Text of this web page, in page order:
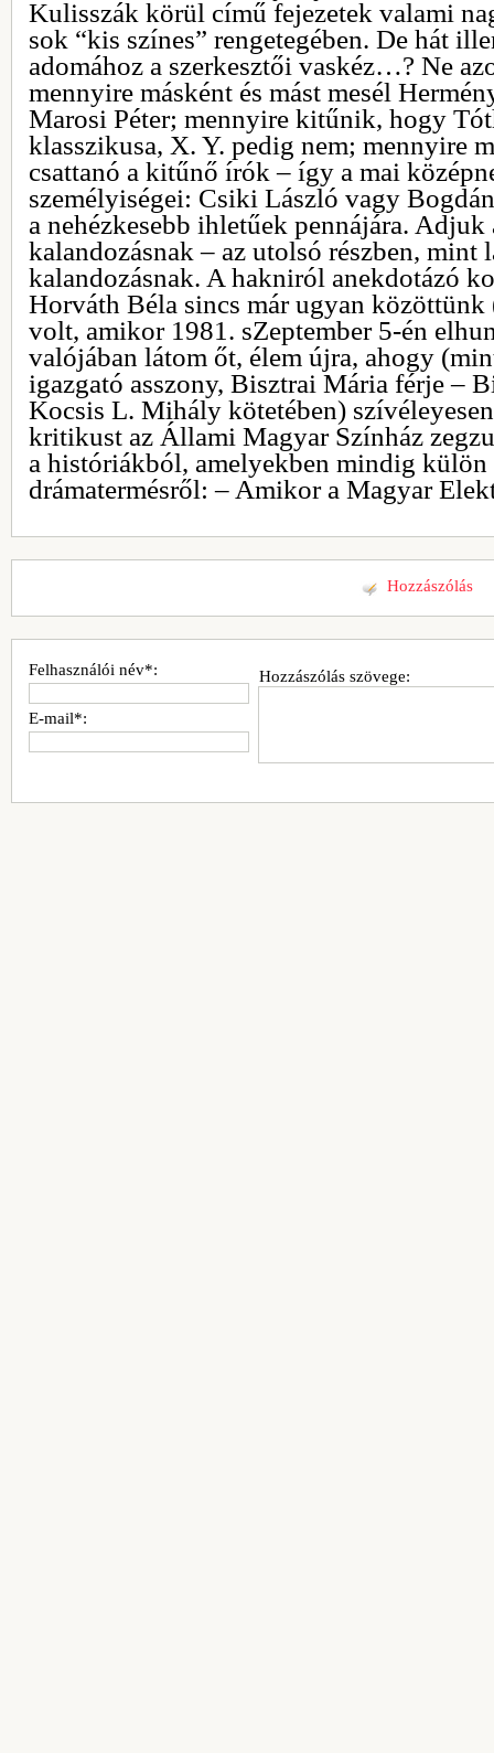
Kulisszák körül című fejezetek valami
sok “kis színes” rengetegében. De hát
adomához a szerkesztői vaskéz…? Ne
mennyire másként és mást mesél
Marosi Péter; mennyire kitűnik, hogy
klasszikusa, X. Y. pedig nem; mennyire
csattanó a kitűnő írók – így a mai
személyiségei: Csiki László vagy
a nehézkesebb ihletűek pennájára. Adjuk
kalandozásnak – az utolsó részben, mint
kalandozásnak. A hakniról anekdotázó
Horváth Béla sincs már ugyan közöttünk
volt, amikor 1981. sZeptember 5-én
valójában látom őt, élem újra, ahogy
igazgató asszony, Bisztrai Mária férje –
Kocsis L. Mihály kötetében)
kritikust az Állami Magyar Színház
a históriákból, amelyekben mindig külön
drámatermésről: – Amikor a Magyar
Hozzászólás
Hozzászólás szövege:
Felhasználói név*:
E-mail*: